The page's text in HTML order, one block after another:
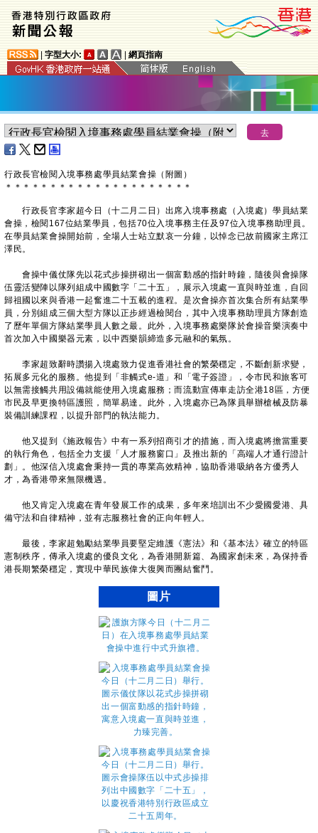
字型大小: 網頁指南
行政長官檢閱入境事務處學員結業會操（附圖）
＊ ＊ ＊ ＊ ＊ ＊ ＊ ＊ ＊ ＊ ＊ ＊ ＊ ＊ ＊ ＊ ＊ ＊ ＊ ＊ ＊
行政長官李家超今日（十二月二日）出席入境事務處（入境處）學員結業
會操，檢閱167位結業學員，包括70位入境事務主任及97位入境事務助理員。
在學員結業會操開始前，全場人士站立默哀一分鐘，以悼念已故前國家主席江
澤民。
會操中儀仗隊先以花式步操拼砌出一個富動感的指針時鐘，隨後與會操隊
伍靈活變陣以隊列組成中國數字「二十五」，展示入境處一直與時並進，自回
歸祖國以來與香港一起奮進二十五載的進程。是次會操亦首次集合所有結業學
員，分別組成三個大型方隊以正步經過檢閱台，其中入境事務助理員方隊創造
了歷年單個方隊結業學員人數之最。此外，入境事務處樂隊於會操音樂演奏中
首次加入中國樂器元素，以中西樂韻締造多元融和的氣氛。
李家超致辭時讚揚入境處致力促進香港社會的繁榮穩定，不斷創新求變，
拓展多元化的服務。他提到「非觸式e-道」和「電子簽證」，令市民和旅客可
以無需接觸共用設備就能使用入境處服務；而流動宣傳車走訪全港18區，方便
市民及早更換特區護照，簡單易達。此外，入境處亦已為隊員舉辦槍械及防暴
裝備訓練課程，以提升部門的執法能力。
他又提到《施政報告》中有一系列招商引才的措施，而入境處將擔當重要
的執行角色，包括全力支援「人才服務窗口」及推出新的「高端人才通行證計
劃」。他深信入境處會秉持一貫的專業高效精神，協助香港吸納各方優秀人
才，為香港帶來無限機遇。
他又肯定入境處在青年發展工作的成果，多年來培訓出不少愛國愛港、具
備守法和自律精神，並有志服務社會的正向年輕人。
最後，李家超勉勵結業學員要堅定維護《憲法》和《基本法》確立的特區
憲制秩序，傳承入境處的優良文化，為香港開新篇、為國家創未來，為保持香
港長期繁榮穩定，實現中華民族偉大復興而團結奮鬥。
圖片